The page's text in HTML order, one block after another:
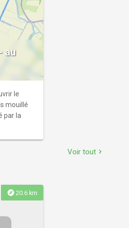
end
dates
et de
au
le
mouillé
par la
Voir tout chevron_right
explore 20.6 km